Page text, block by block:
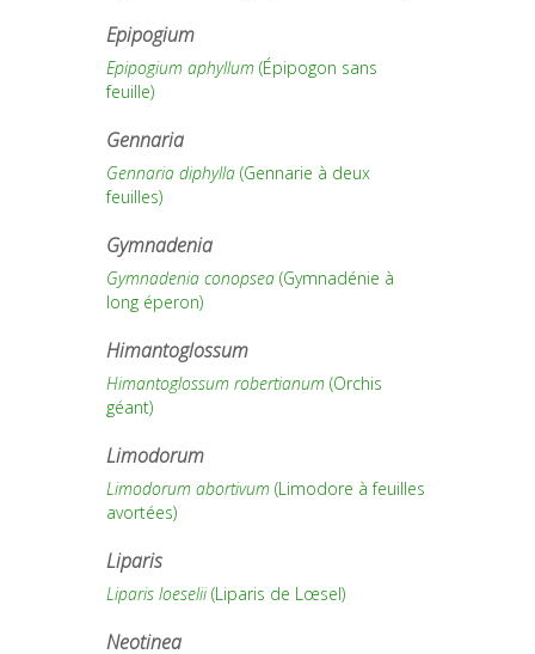
Epipogium
Epipogium aphyllum (Épipogon sans
feuille)
Gennaria
Gennaria diphylla (Gennarie à deux
feuilles)
Gymnadenia
Gymnadenia conopsea (Gymnadénie à
long éperon)
Himantoglossum
Himantoglossum robertianum (Orchis
géant)
Limodorum
Limodorum abortivum (Limodore à feuilles
avortées)
Liparis
Liparis loeselii(Liparis de Lœsel)
Neotinea